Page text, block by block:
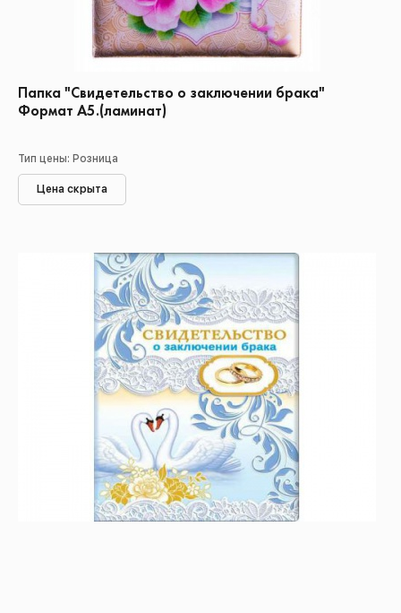
Папка "Свидетельство о заключении брака"
Формат А5.(ламинат)
Тип цены: Розница
Цена скрыта